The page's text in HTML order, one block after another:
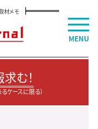
材メモ
む！
ケースに限る）
MENU